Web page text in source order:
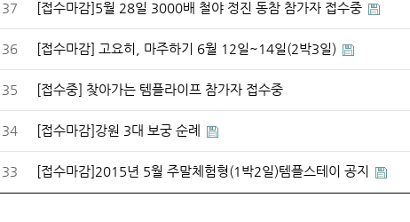
[접수마감]5월 28일 3000배 철야 정진 동참 참가자 접수중
[접수마감] 고요히, 마주하기 6월 12일~14일(2박3일)
[접수중] 찾아가는 템플라이프 참가자 접수중
[접수마감]강원 3대 보궁 순례
[접수마감]2015년 5월 주말체험형(1박2일)템플스테이 공지